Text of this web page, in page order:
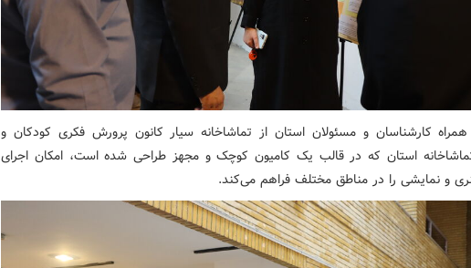
کارشناسان و مسئولان استان از تماشاخانه سیار کانون پرورش فکری کودکان و
تماشاخانه استان که در قالب یک کامیون کوچک و مجهز طراحی شده است، امکان اجرای
و نمایشی را در مناطق مختلف فراهم می‌کند.